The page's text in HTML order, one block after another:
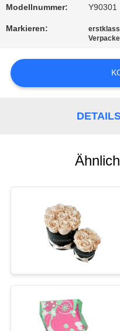
UNS
IN
VERBINDUNG
FORDERN
SITEMAP
PRIVACY
POLICY
Modellnummer: Y90301
Markieren: